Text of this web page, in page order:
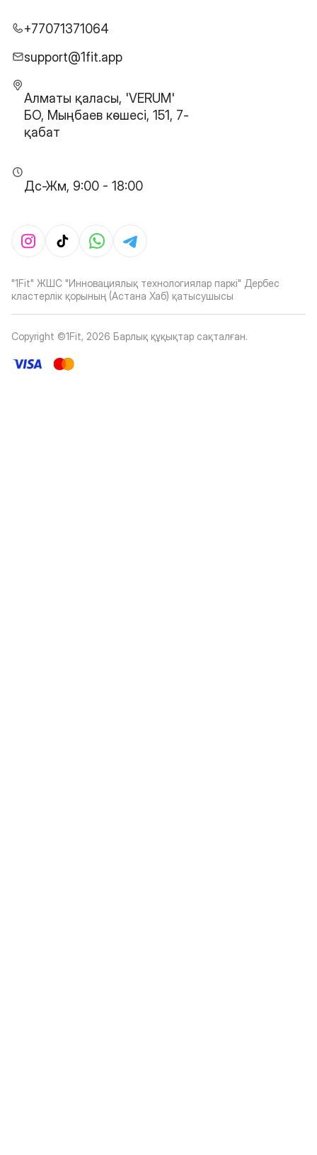
+77071371064
support@1fit.app
Алматы қаласы, 'VERUM'
БО, Мыңбаев көшесі, 151, 7-
қабат
Дс-Жм, 9:00 - 18:00
"1Fit" ЖШС "Инновациялық технологиялар паркі" Дербес
кластерлік қорының (Астана Хаб) қатысушысы
Copyright ©1Fit, 2026 Барлық құқықтар сақталған.